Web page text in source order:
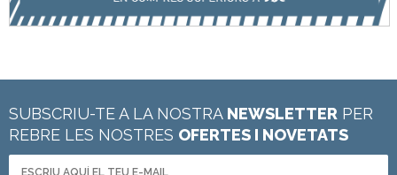
SUBSCRIU-TE A LA NOSTRA NEWSLETTER PER
REBRE LES NOSTRES OFERTES I NOVETATS